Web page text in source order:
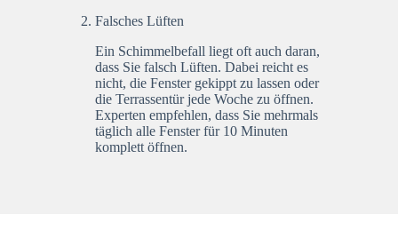
Falsches Lüften
Ein Schimmelbefall liegt oft auch daran,
dass Sie falsch Lüften. Dabei reicht es
nicht, die Fenster gekippt zu lassen oder
die Terrassentür jede Woche zu öffnen.
Experten empfehlen, dass Sie mehrmals
täglich alle Fenster für 10 Minuten
komplett öffnen.